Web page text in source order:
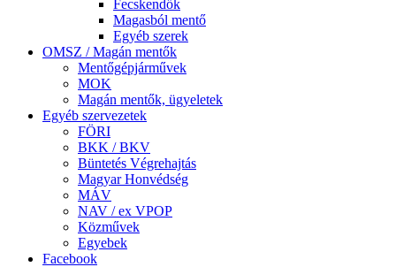
Fecskendők
Magasból mentő
Egyéb szerek
OMSZ / Magán mentők
Mentőgépjárművek
MOK
Magán mentők, ügyeletek
Egyéb szervezetek
FÖRI
BKK / BKV
Büntetés Végrehajtás
Magyar Honvédség
MÁV
NAV / ex VPOP
Közművek
Egyebek
Facebook